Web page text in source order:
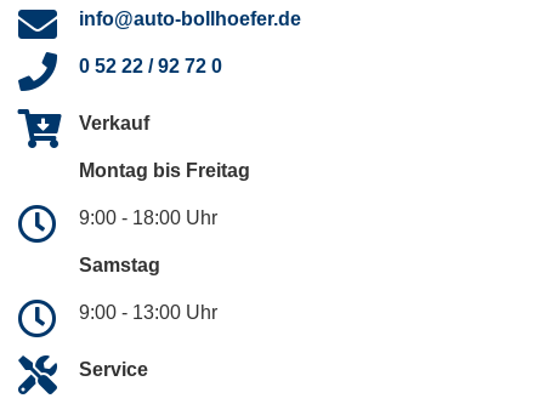
info@auto-bollhoefer.de
0 52 22 / 92 72 0
Verkauf
Montag bis Freitag
9:00 - 18:00 Uhr
Samstag
9:00 - 13:00 Uhr
Service